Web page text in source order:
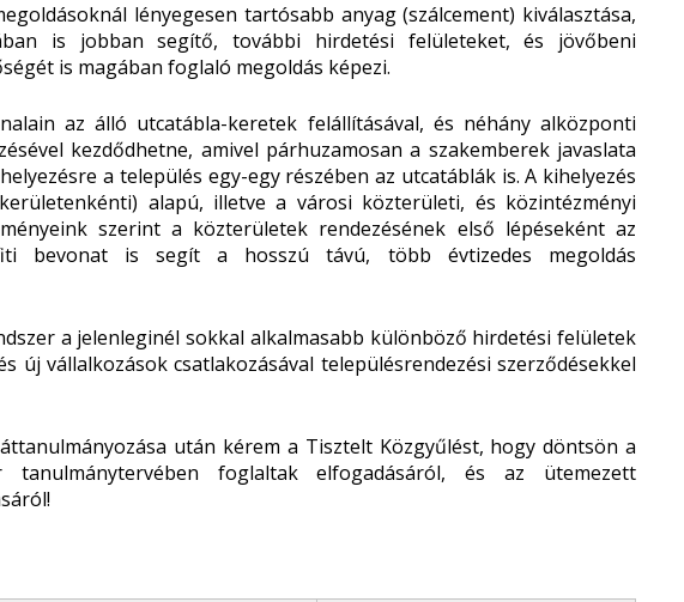
lényegesen tartósabb anyag (szálcement) kiválasztása,
is jobban segítő, további hirdetési felületeket, és jövőbeni
is magában foglaló megoldás képezi.
az álló utcatábla-keretek felállításával, és néhány alközponti
kezdődhetne, amivel párhuzamosan a szakemberek javaslata
a település egy-egy részében az utcatáblák is. A kihelyezés
alapú, illetve a városi közterületi, és közintézményi
szerint a közterületek rendezésének első lépéseként az
bevonat is segít a hosszú távú, több évtizedes megoldás
a jelenleginél sokkal alkalmasabb különböző hirdetési felületek
új vállalkozások csatlakozásával településrendezési szerződésekkel
után kérem a Tisztelt Közgyűlést, hogy döntsön a
tanulmánytervében foglaltak elfogadásáról, és az ütemezett